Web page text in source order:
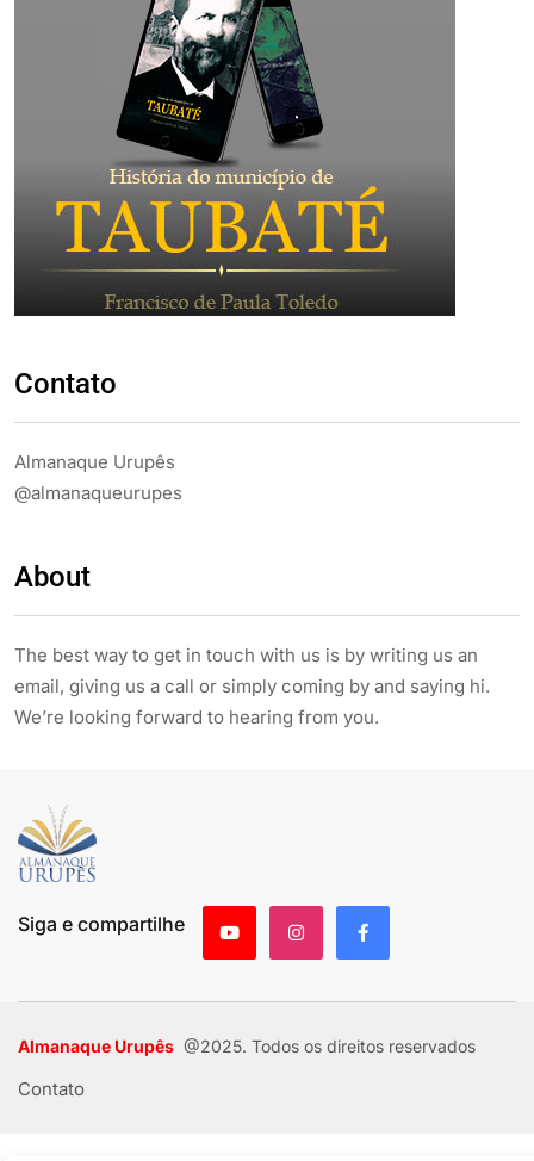
Contato
Almanaque Urupês
@almanaqueurupes
About
The best way to get in touch with us is by writing us an
email, giving us a call or simply coming by and saying hi.
We’re looking forward to hearing from you.
Siga e compartilhe
Almanaque Urupês @2025. Todos os direitos reservados
Contato